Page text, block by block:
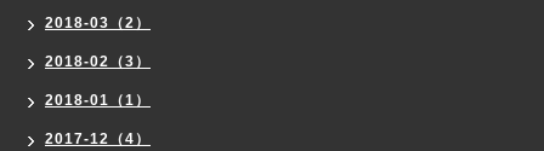
2018-03（2）
2018-02（3）
2018-01（1）
2017-12（4）